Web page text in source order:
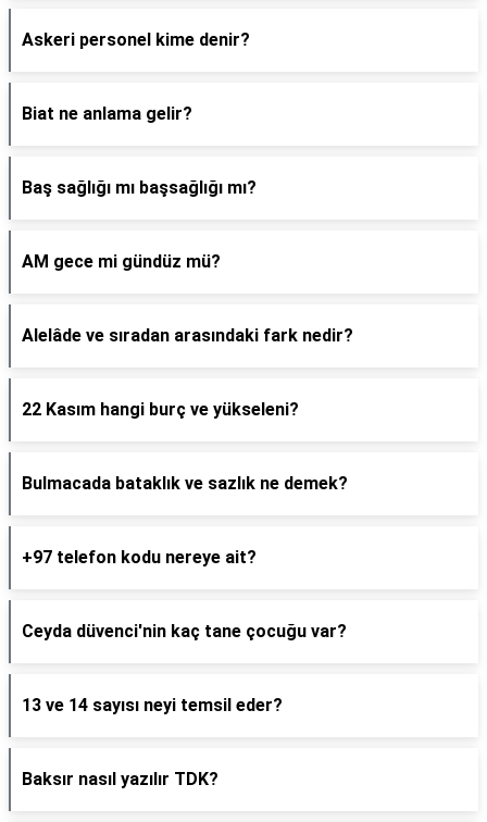
Askeri personel kime denir?
Biat ne anlama gelir?
Baş sağlığı mı başsağlığı mı?
AM gece mi gündüz mü?
Alelâde ve sıradan arasındaki fark nedir?
22 Kasım hangi burç ve yükseleni?
Bulmacada bataklık ve sazlık ne demek?
+97 telefon kodu nereye ait?
Ceyda düvenci'nin kaç tane çocuğu var?
13 ve 14 sayısı neyi temsil eder?
Baksır nasıl yazılır TDK?